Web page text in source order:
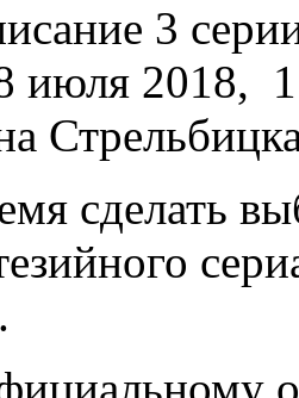
3
июля 2018,
сделать